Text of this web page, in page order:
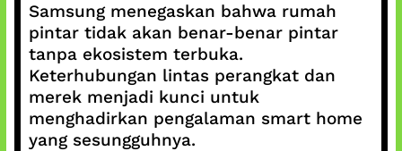
Samsung menegaskan bahwa rumah
pintar tidak akan benar-benar pintar
tanpa ekosistem terbuka.
Keterhubungan lintas perangkat dan
merek menjadi kunci untuk
menghadirkan pengalaman smart home
yang sesungguhnya.